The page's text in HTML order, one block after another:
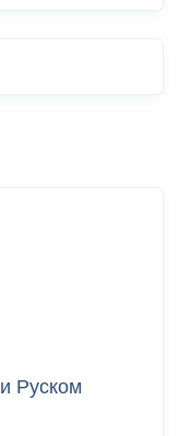
Руском